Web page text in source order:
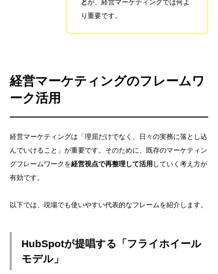
とが、経営マーケティングでは何よ
り重要です。
経営マーケティングのフレームワ
ーク活用
経営マーケティングは「理屈だけでなく、日々の実務に落とし込
んでいけること」が重要です。そのために、既存のマーケティン
グフレームワークを経営視点で再整理して活用 していく考え方が
有効です。
以下では、現場でも使いやすい代表的なフレームを紹介します。
HubSpotが提唱する「フライホイール
モデル」